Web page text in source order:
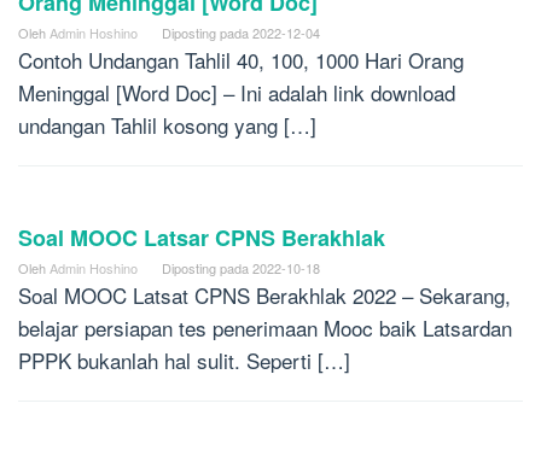
Oleh Admin Hoshino Diposting pada 2022-12-04
Contoh Undangan Tahlil 40, 100, 1000 Hari Orang
Meninggal [Word Doc] – Ini adalah link download
undangan Tahlil kosong yang […]
Soal MOOC Latsar CPNS Berakhlak
Oleh Admin Hoshino Diposting pada 2022-10-18
Soal MOOC Latsat CPNS Berakhlak 2022 – Sekarang,
belajar persiapan tes penerimaan Mooc baik Latsardan
PPPK bukanlah hal sulit. Seperti […]